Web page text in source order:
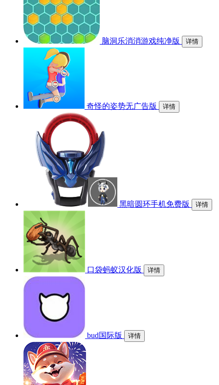
脑洞乐消消游戏纯净版 详情
奇怪的姿势无广告版 详情
黑暗圆环手机免费版 详情
口袋蚂蚁汉化版 详情
bud国际版 详情